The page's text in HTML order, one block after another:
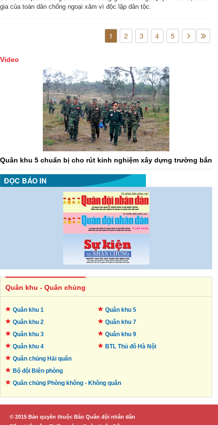
gia của toàn dân chống ngoại xâm vì độc lập dân tộc.
1 2 3 4 5
Video
Quân khu 5 chuẩn bị cho rút kinh nghiệm xây dựng trường bắn
ĐỌC BÁO IN
Quân khu - Quân chủng
Quân khu 1
Quân khu 2
Quân khu 3
Quân khu 4
Quân khu 5
Quân khu 7
Quân khu 9
BTL Thủ đô Hà Nội
Quân chủng Hải quân
Bộ đội Biên phòng
Quân chủng Phòng không - Không quân
© 2015 Bản quyền thuộc Báo Quân đội nhân dân